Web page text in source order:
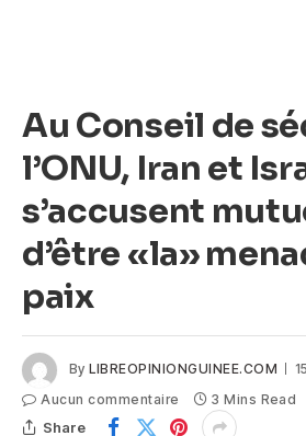
Au Conseil de
l’ONU, Iran et
s’accusent
d’être «la»
paix
By LIBREOPINIONGUINEE.COM
Aucun commentaire
3 Mins Read
Share